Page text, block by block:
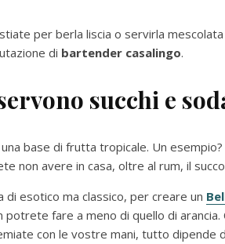
per berla liscia o servirla
di bartender casalingo.
succhi e
base di frutta tropicale. Un esempio?
non avere in casa, oltre al rum, il
di esotico ma classico, per creare un
potrete fare a meno di quello di
con le vostre mani, tutto dipende